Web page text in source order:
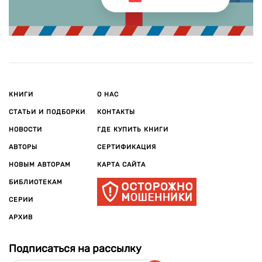
КНИГИ
СТАТЬИ И ПОДБОРКИ
НОВОСТИ
АВТОРЫ
НОВЫМ АВТОРАМ
БИБЛИОТЕКАМ
СЕРИИ
АРХИВ
О НАС
КОНТАКТЫ
ГДЕ КУПИТЬ КНИГИ
СЕРТИФИКАЦИЯ
КАРТА САЙТА
Подписаться на рассылку